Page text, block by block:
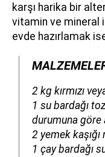
karşı harika bir
vitamin ve mineral
evde hazırlamak
​​​​​​2 kg kırmızı
1 su bardağı
durumuna göre
2 yemek
1 çay bardağı